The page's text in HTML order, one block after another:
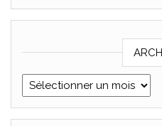
Archives